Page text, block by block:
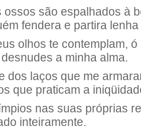
ossos são espalhados à
fendera e partira
olhos te contemplam,
a minha alma.
dos laços que me
que praticam a
nas suas próprias
inteiramente.